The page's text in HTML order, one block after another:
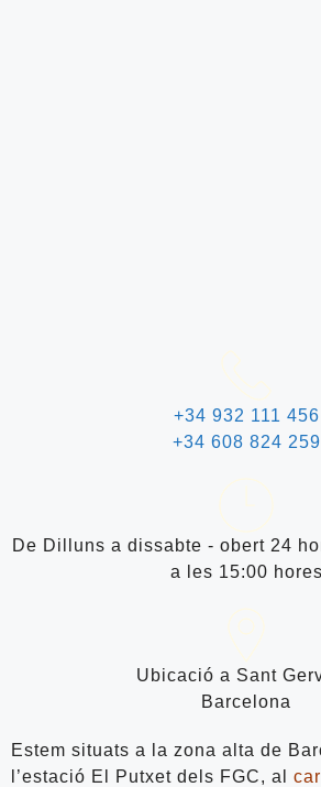
+34 932 111 456
+34 608 824 259
De Dilluns a dissabte - obert 24
a les 15:00 hores
Ubicació a Sant
Barcelona
Estem situats a la zona alta de
l’estació El Putxet dels FGC, al